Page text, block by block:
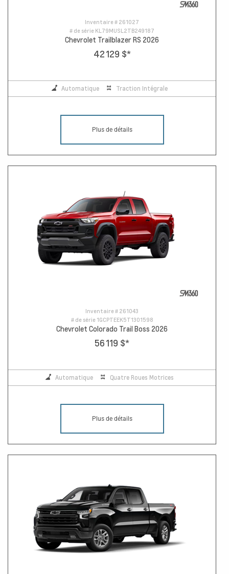
Inventaire # 261027
# de série KL79MUSL2TB249187
Chevrolet Trailblazer RS 2026
42 129 $*
Automatique Traction Intégrale
Plus de détails
Inventaire # 261043
# de série 1GCPTEEK5T1301598
Chevrolet Colorado Trail Boss 2026
56 119 $*
Automatique Quatre Roues Motrices
Plus de détails